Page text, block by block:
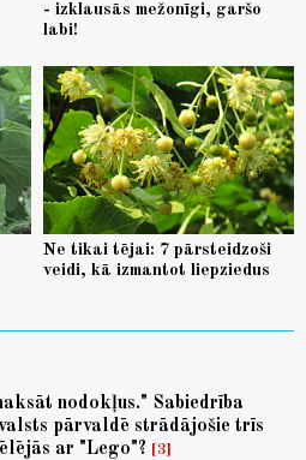
- izklausās mežonīgi, garšo
labi!
Ne tikai tējai: 7 pārsteidzoši
veidi, kā izmantot liepziedus
nodokļus." Sabiedrība
pārvaldē strādājošie trīs
ar "Lego"?
3